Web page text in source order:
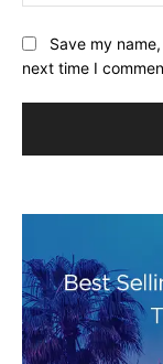
Save my
next time I